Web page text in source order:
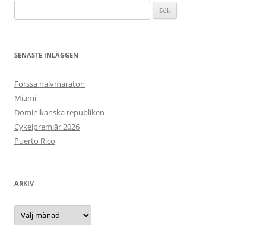
efter:
SENASTE INLÄGGEN
Forssa halvmaraton
Miami
Dominikanska republiken
Cykelpremiär 2026
Puerto Rico
ARKIV
Arkiv